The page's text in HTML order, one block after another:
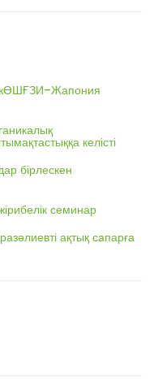
келісті
бірлескен
семинар
ақтық сапарға